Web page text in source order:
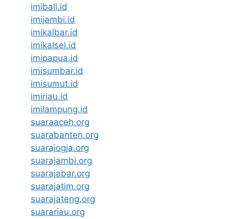
imibali.id
imijambi.id
imikalbar.id
imikalsel.id
imipapua.id
imisumbar.id
imisumut.id
imiriau.id
imilampung.id
suaraaceh.org
suarabanten.org
suarajogja.org
suarajambi.org
suarajabar.org
suarajatim.org
suarajateng.org
suarariau.org